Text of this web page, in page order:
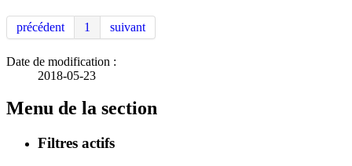
précédent 1 suivant
Date de modification :
2018-05-23
Menu de la section
Filtres actifs